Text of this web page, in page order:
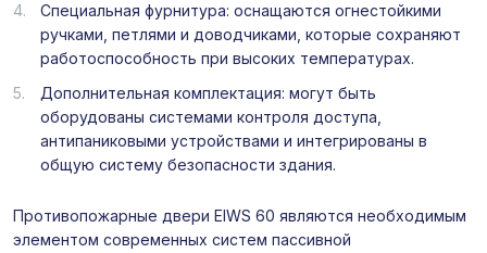
Специальная фурнитура: оснащаются огнестойкими
ручками, петлями и доводчиками, которые сохраняют
работоспособность при высоких температурах.
Дополнительная комплектация: могут быть
оборудованы системами контроля доступа,
антипаниковыми устройствами и интегрированы в
общую систему безопасности здания.
Противопожарные двери EIWS 60 являются необходимым
элементом современных систем пассивной